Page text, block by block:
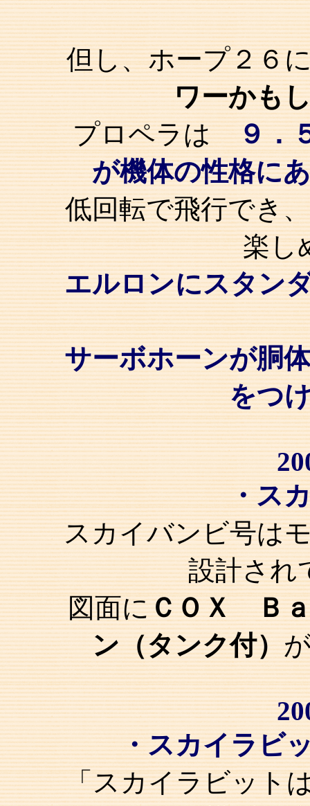
但し、ホープ２６
ワーかも
プロペラは９．
が機体の性格に
低回転で飛行でき、
楽し
エルロンにスタン
サーボホーンが胴体
をつ
・ス
スカイバンビ号は
設計され
図面にＣＯＸ Ｂ
ン（タンク付）
・スカイラビ
「スカイラビット